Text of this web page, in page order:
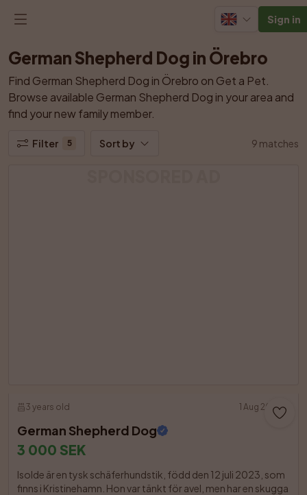
Sign in
German Shepherd Dog in Örebro
Find German Shepherd Dog in Örebro on Get a Pet.
Browse available German Shepherd Dog in your area and
find your new family member.
Filter 5 Sort by 9 matches
3 years old 1 Aug 2026
German Shepherd Dog
3 000 SEK
Isolde är en tysk schäferhundstik, född den 12 juli 2023, som
finns i Kristinehamn. Hon var tänkt för avel, men har en skugga